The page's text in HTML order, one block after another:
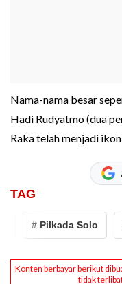
Nama-nama besar
Hadi Rudyatmo (dua
Raka telah menjadi
TAG
# Pilkada Solo